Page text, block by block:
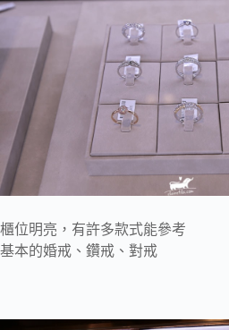
櫃位明亮，有許多款式能參考
基本的婚戒、鑽戒、對戒